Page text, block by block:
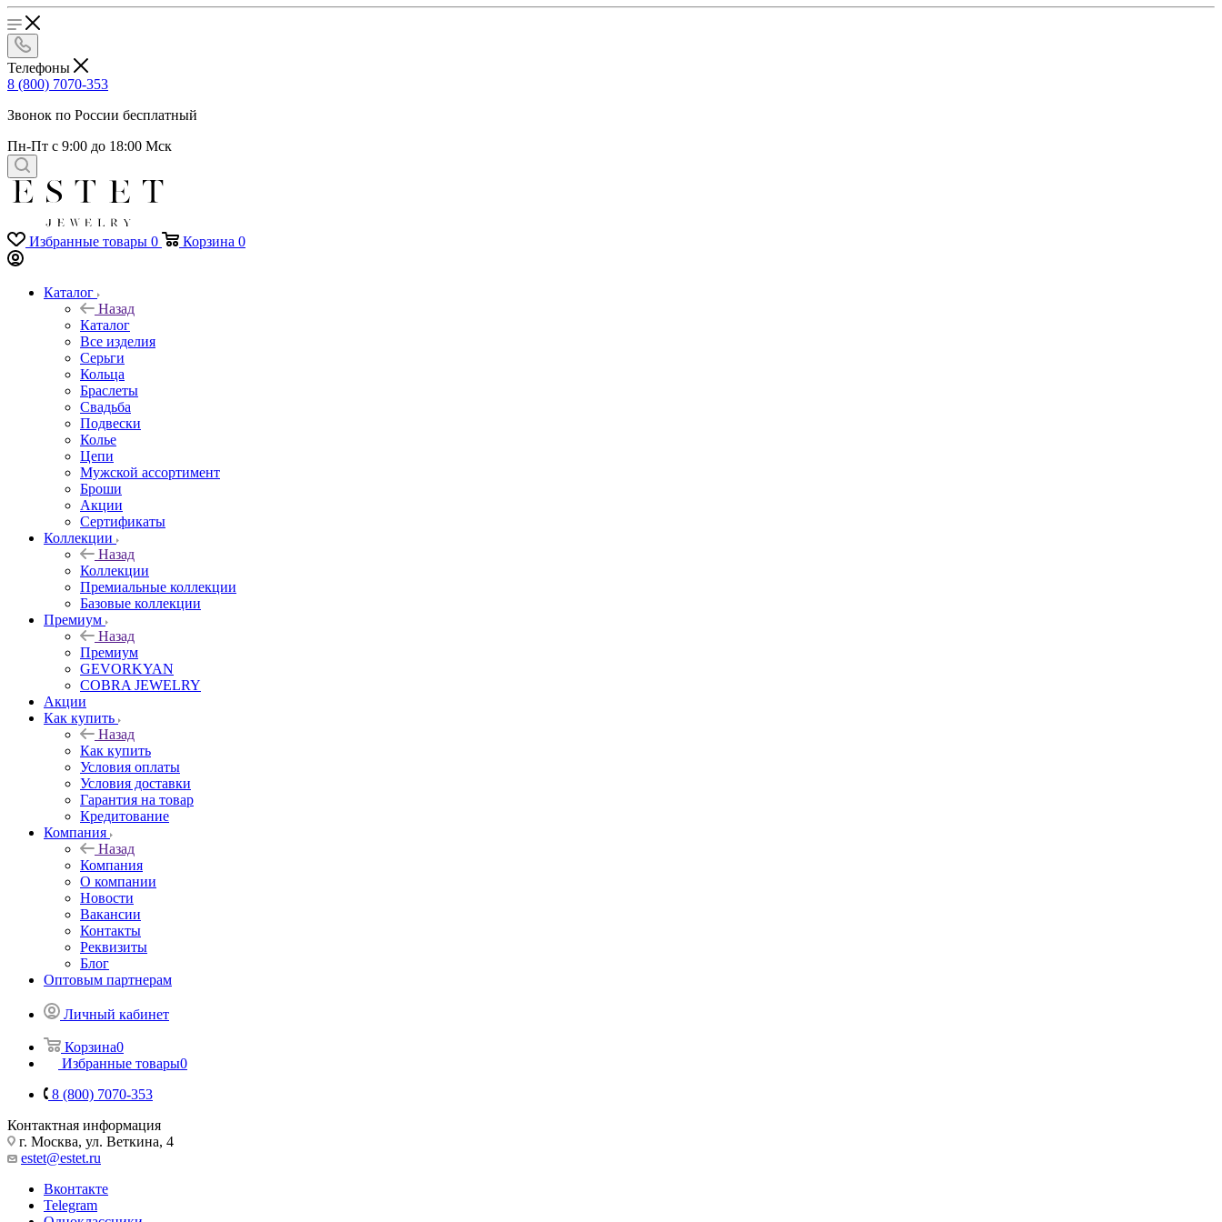
Телефоны
8 (800) 7070-353
Звонок по России бесплатный
Пн-Пт с 9:00 до 18:00 Мск
Избранные товары 0 Корзина 0
Каталог
Назад
Каталог
Все изделия
Серьги
Кольца
Браслеты
Свадьба
Подвески
Колье
Цепи
Мужской ассортимент
Броши
Акции
Сертификаты
Коллекции
Назад
Коллекции
Премиальные коллекции
Базовые коллекции
Премиум
Назад
Премиум
GEVORKYAN
COBRA JEWELRY
Акции
Как купить
Назад
Как купить
Условия оплаты
Условия доставки
Гарантия на товар
Кредитование
Компания
Назад
Компания
О компании
Новости
Вакансии
Контакты
Реквизиты
Блог
Оптовым партнерам
Личный кабинет
Корзина0
Избранные товары0
8 (800) 7070-353
Контактная информация
г. Москва, ул. Веткина, 4
estet@estet.ru
Вконтакте
Telegram